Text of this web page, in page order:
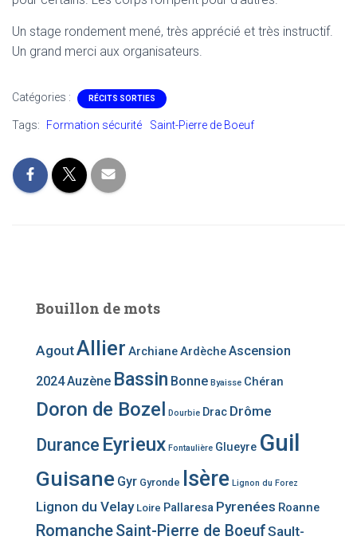
Un stage rondement mené, très apprécié et très instructif.
Un grand merci aux organisateurs.
Catégories : RÉCITS SORTIES
Tags: Formation sécurité Saint-Pierre de Boeuf
Bouillon de mots
AgoutAllier ArchianeArdècheAscension
2024Auzène Bassin Bonne Byaisse Chéran
Doron de Bozel Dourbie Drac Drôme
Durance Eyrieux Fontaulière Glueyre Guil
Guisane Gyr Gyronde Isère Lignon du Forez
Lignon du Velay Loire Pallaresa Pyrenées Roanne
RomancheSaint-Pierre de BoeufSault-